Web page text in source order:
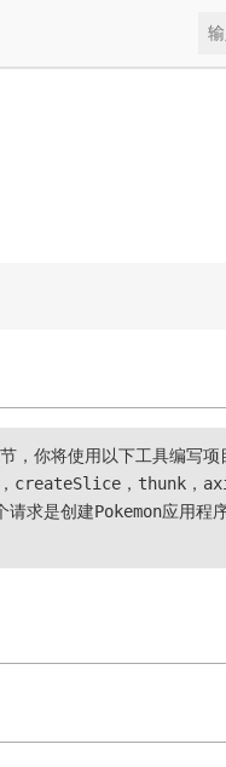
，你将使用以下工具编写
，thunk，
求是创建Pokemon应用程